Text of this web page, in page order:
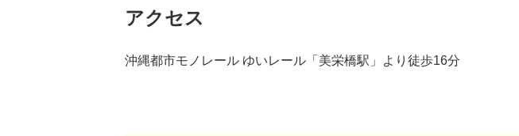
アクセス
沖縄都市モノレール ゆいレール「美栄橋駅」より徒歩16分